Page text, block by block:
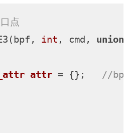
点
int , cmd, union
attr = {}; //